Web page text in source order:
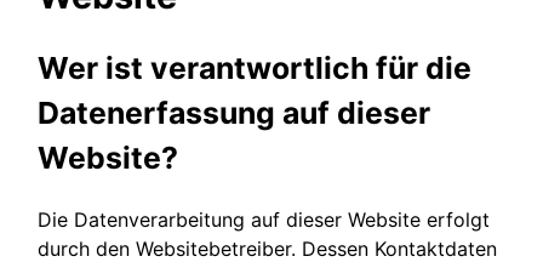
Wer ist verantwortlich für die
Datenerfassung auf dieser
Website?
Die Datenverarbeitung auf dieser Website erfolgt
durch den Websitebetreiber. Dessen Kontaktdaten